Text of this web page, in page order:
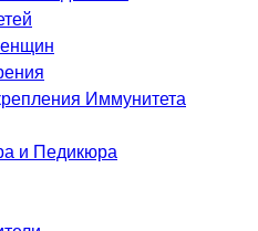
Иммунитета
и Педикюра